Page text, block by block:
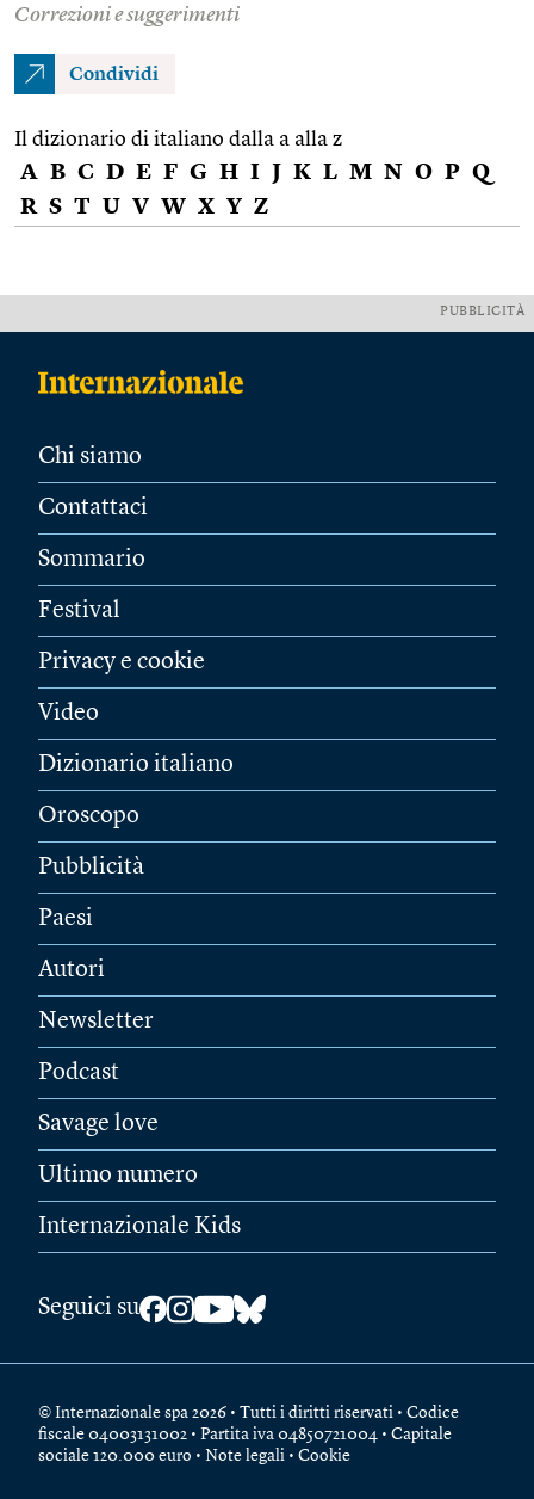
Correzioni e suggerimenti
Condividi
Il dizionario di italiano dalla a alla z
A B C D E F G H I J K L M N O P Q
R S T U V W X Y Z
PUBBLICITÀ
Chi siamo
Contattaci
Sommario
Festival
Privacy e cookie
Video
Dizionario italiano
Oroscopo
Pubblicità
Paesi
Autori
Newsletter
Podcast
Savage love
Ultimo numero
Internazionale Kids
Seguici su
© Internazionale spa 2026 • Tutti i diritti riservati • Codice
fiscale 04003131002 • Partita iva 04850721004 • Capitale
sociale 120.000 euro • Note legali • Cookie